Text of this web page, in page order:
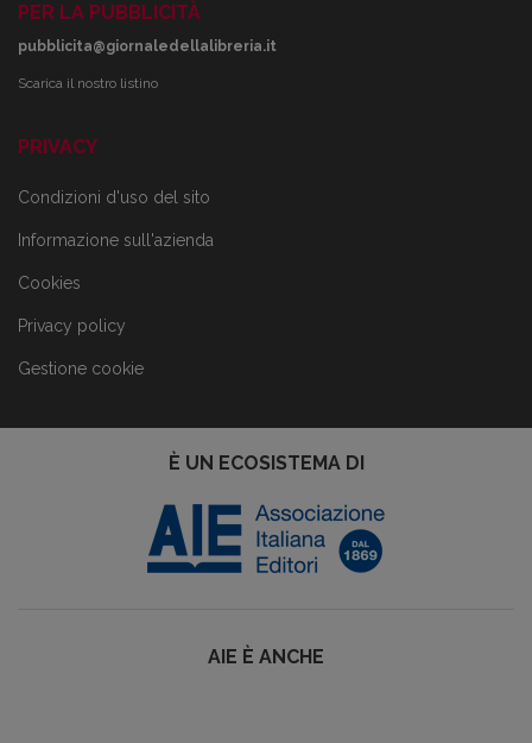
PER LA PUBBLICITÀ
pubblicita@giornaledellalibreria.it
Scarica il nostro listino
PRIVACY
Condizioni d'uso del sito
Informazione sull'azienda
Cookies
Privacy policy
Gestione cookie
È UN ECOSISTEMA DI
AIE È ANCHE